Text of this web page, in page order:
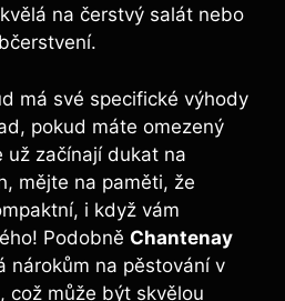
na čerstvý salát nebo
má své specifické výhody
pokud máte omezený
už začínají dukat na
mějte na paměti, že
i když vám
Podobně Chantenay
nárokům na pěstování v
což může být skvělou